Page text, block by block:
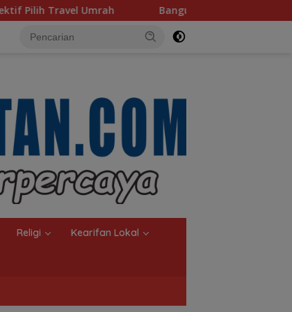
Bangun Banua Gandeng Media, Perkuat
Religi Kearifan Lokal